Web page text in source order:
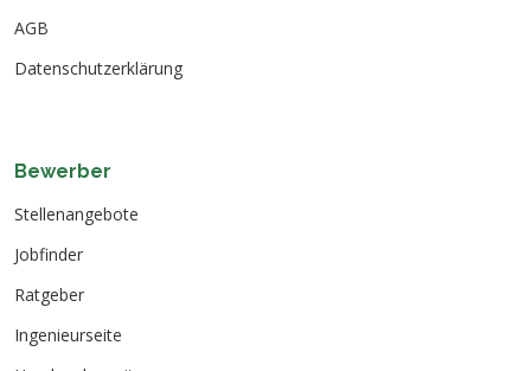
AGB
Datenschutzerklärung
Bewerber
Stellenangebote
Jobfinder
Ratgeber
Ingenieurseite